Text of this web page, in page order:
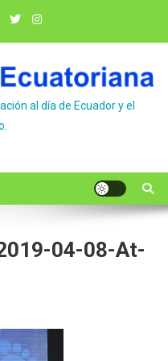
al día de Ecuador y el
04-08-At-